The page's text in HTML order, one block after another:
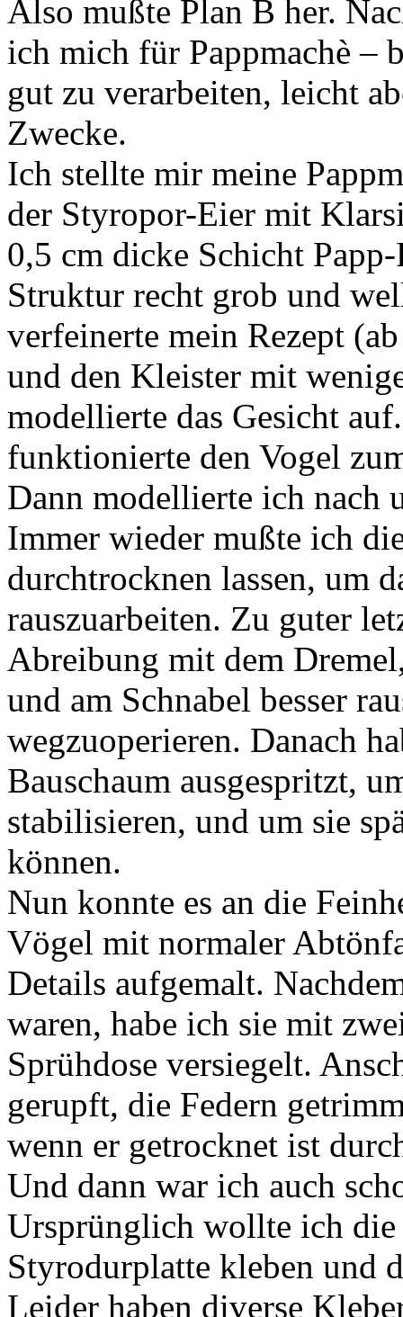
Also mußte Plan B her.
ich mich für Pappmachè –
gut zu verarbeiten, leicht
Zwecke.
Ich stellte mir meine
der Styropor-Eier mit
0,5 cm dicke Schicht
Struktur recht grob und
verfeinerte mein Rezept
und den Kleister mit
modellierte das Gesicht
funktionierte den Vogel
Dann modellierte ich nach
Immer wieder mußte ich
durchtrocknen lassen, um
rauszuarbeiten. Zu guter
Abreibung mit dem
und am Schnabel besser
wegzuoperieren. Danach
Bauschaum ausgespritzt,
stabilisieren, und um sie
können.
Nun konnte es an die
Vögel mit normaler
Details aufgemalt.
waren, habe ich sie mit
Sprühdose versiegelt.
gerupft, die Federn
wenn er getrocknet ist
Und dann war ich auch
Ursprünglich wollte ich die
Styrodurplatte kleben und
Leider haben diverse